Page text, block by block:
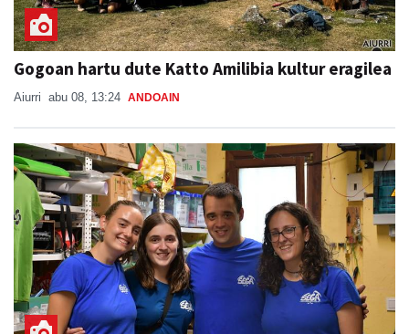
Gogoan hartu dute Katto Amilibia kultur eragilea
Aiurri abu 08, 13:24 ANDOAIN